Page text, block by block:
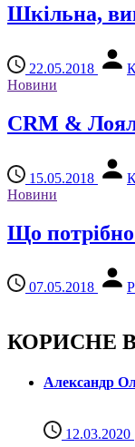
Шкільна,
22.05.2018
Новини
CRM &
15.05.2018
Новини
Що потрібно
07.05.2018
КОРИСНЕ
Александр
12.03.2020